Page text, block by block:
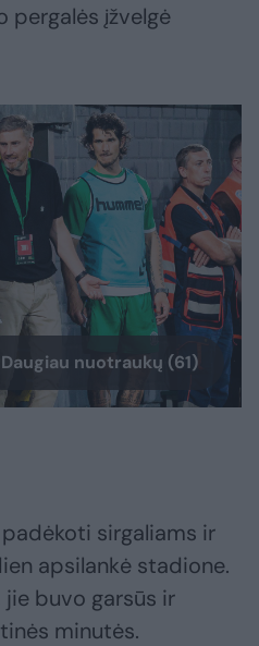
pergalės įžvelgė
Daugiau nuotraukų (61)
sirgaliams ir
apsilankė stadione.
buvo garsūs ir
minutės.